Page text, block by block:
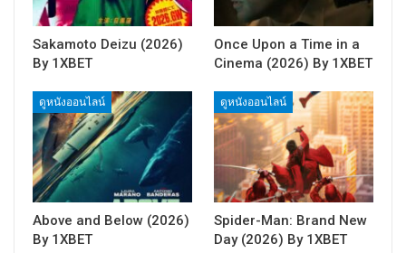
Sakamoto Deizu (2026)
By 1XBET
Once Upon a Time in a
Cinema (2026) By 1XBET
ดูหนังออนไลน์
Above and Below (2026)
By 1XBET
ดูหนังออนไลน์
Spider-Man: Brand New
Day (2026) By 1XBET